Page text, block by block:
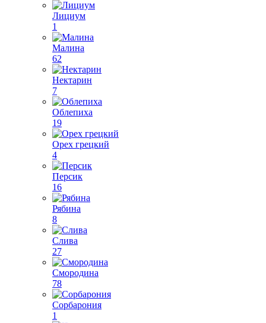
Лициум
1
Малина
62
Нектарин
7
Облепиха
19
Орех грецкий
4
Персик
16
Рябина
8
Слива
27
Смородина
78
Сорбарония
1